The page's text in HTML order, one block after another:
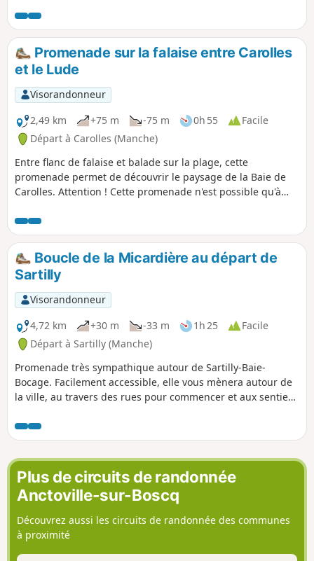
Promenade sur la falaise entre Carolles
et le Lude
Visorandonneur
2,49 km
+75 m -75 m 0h 55
Facile
Départ à Carolles (Manche)
Entre flanc de falaise et balade sur la plage, cette
promenade permet de découvrir le paysage de la Baie de
Carolles. Attention ! Cette promenade n'est possible qu'à
horaires des marées avant d'emprunter cet itinéraire.
Boucle de la Micardière au départ de
Sartilly
Visorandonneur
4,72 km
+30 m -33 m 1h 25
Facile
Départ à Sartilly (Manche)
Promenade très sympathique autour de Sartilly-Baie-
Bocage. Facilement accessible, elle vous mènera autour de
la ville, au travers des rues pour commencer et aux sentiers
nombreux chevaux.
Plus de circuits de randonnée
Anctoville-sur-Boscq
Découvrez aussi les circuits de randonnée des communes
à proximité